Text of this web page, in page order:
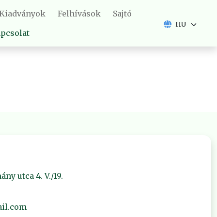
Felhívások
Sajtó
utca 4. V./19.